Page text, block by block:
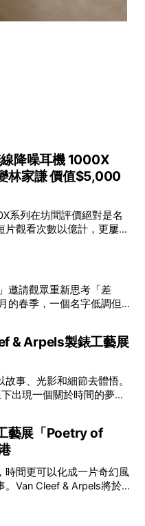
降噪耳機 1000X
林家謙 價值$5,000
系列在坊間評價絕對是名
觀看次數以億計，更屢獲
大熱推介。
獻，以共融藝術為核心，
地的優秀節目，更致力於在
今年更首度與本地兩大旗
的作品《遊延》及《弦上光
，擦下多元藝術下的流動
無限亮」
融角度重新思索「差異」
的一部分。每人皆擁有
活、一齊創作、互相啟
精彩
28日至3月1日：
& Arpels製錶工藝展
事、光影和細節去體悟。
出現一個關於時間的夢幻
把一貫低調精緻的製錶語
時間不只是腕上的個人物
程。 在碼頭打開
& Arpels的腕錶從來不是
上的動人故事。 世家以
讓每一枚腕錶都超越單純
間凝結成可以反覆閱讀的畫
藝展「Poetry of
時間更可以化成一片奇幻風
Van Cleef & Arpels將於1
事、詩意星象、迷人自然